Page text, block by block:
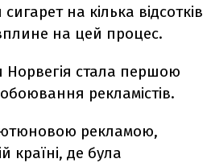
на кілька відсотків
на цей процес.
Норвегія стала першою
рекламістів.
рекламою,
країні, де була